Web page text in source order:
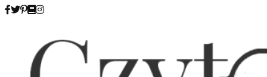
Skip